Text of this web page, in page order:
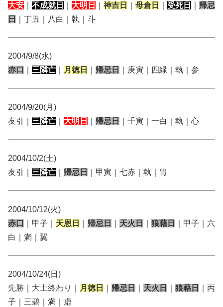
大安
不成就日 大明日 神吉日 母倉日 受死日
帰忌
日
｜丁丑｜八白｜執｜斗
2004/9/8(水)
赤口
三隣亡 月徳日 帰忌日 ｜庚寅｜四緑｜執｜参
2004/9/20(月)
友引｜ 三隣亡 大明日 帰忌日 ｜壬寅｜一白｜執｜心
2004/10/2(土)
友引｜ 三隣亡 帰忌日 ｜甲寅｜七赤｜執｜胃
2004/10/12(火)
赤口
｜甲子｜ 天恩日 帰忌日 天火日 狼藉日
｜甲子｜六
白｜満｜翼
2004/10/24(日)
先勝｜大土終わり｜
月徳日 帰忌日 天火日 狼藉日
｜丙
子｜三碧｜満｜虚